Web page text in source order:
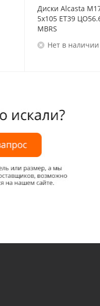
Диски Alcasta
5x105 ET39
MBRS
Нет в наличии